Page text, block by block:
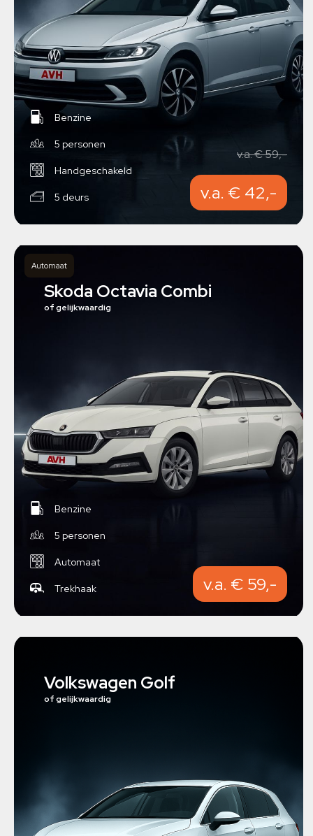
Benzine
5 personen
Handgeschakeld
5 deurs
v.a. € 59,-
v.a. € 42,-
Automaat
Skoda Octavia Combi
of gelijkwaardig
Benzine
5 personen
Automaat
Trekhaak v.a. € 59,-
Volkswagen Golf
of gelijkwaardig